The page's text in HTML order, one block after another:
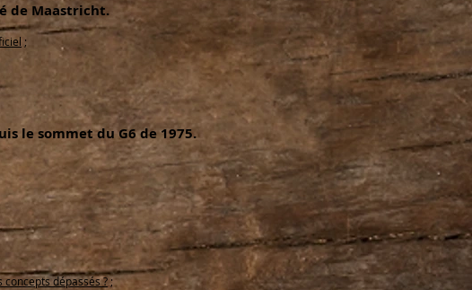
de Maastricht.
;
le sommet du G6 de 1975.
concepts dépassés ?;